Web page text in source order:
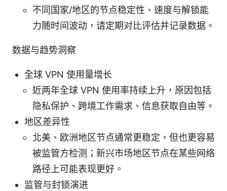
不同国家/地区的节点稳定性、速度与解锁能
力随时间波动，请定期对比评估并记录数据。
数据与趋势洞察
全球 VPN 使用量增长
近两年全球 VPN 使用率持续上升，原因包括
隐私保护、跨境工作需求、信息获取自由等。
地区差异性
北美、欧洲地区节点通常更稳定，但也更容易
被监管方检测；新兴市场地区节点在某些网络
路径上可能表现更好。
监管与封锁演进